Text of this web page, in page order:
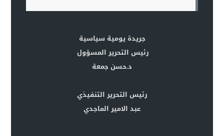
جريدة يومية سياسية
رئيس التحرير المسؤول
د.حسن جمعة
رئيس التحرير التنفيذي
عبد الامير الماجدي